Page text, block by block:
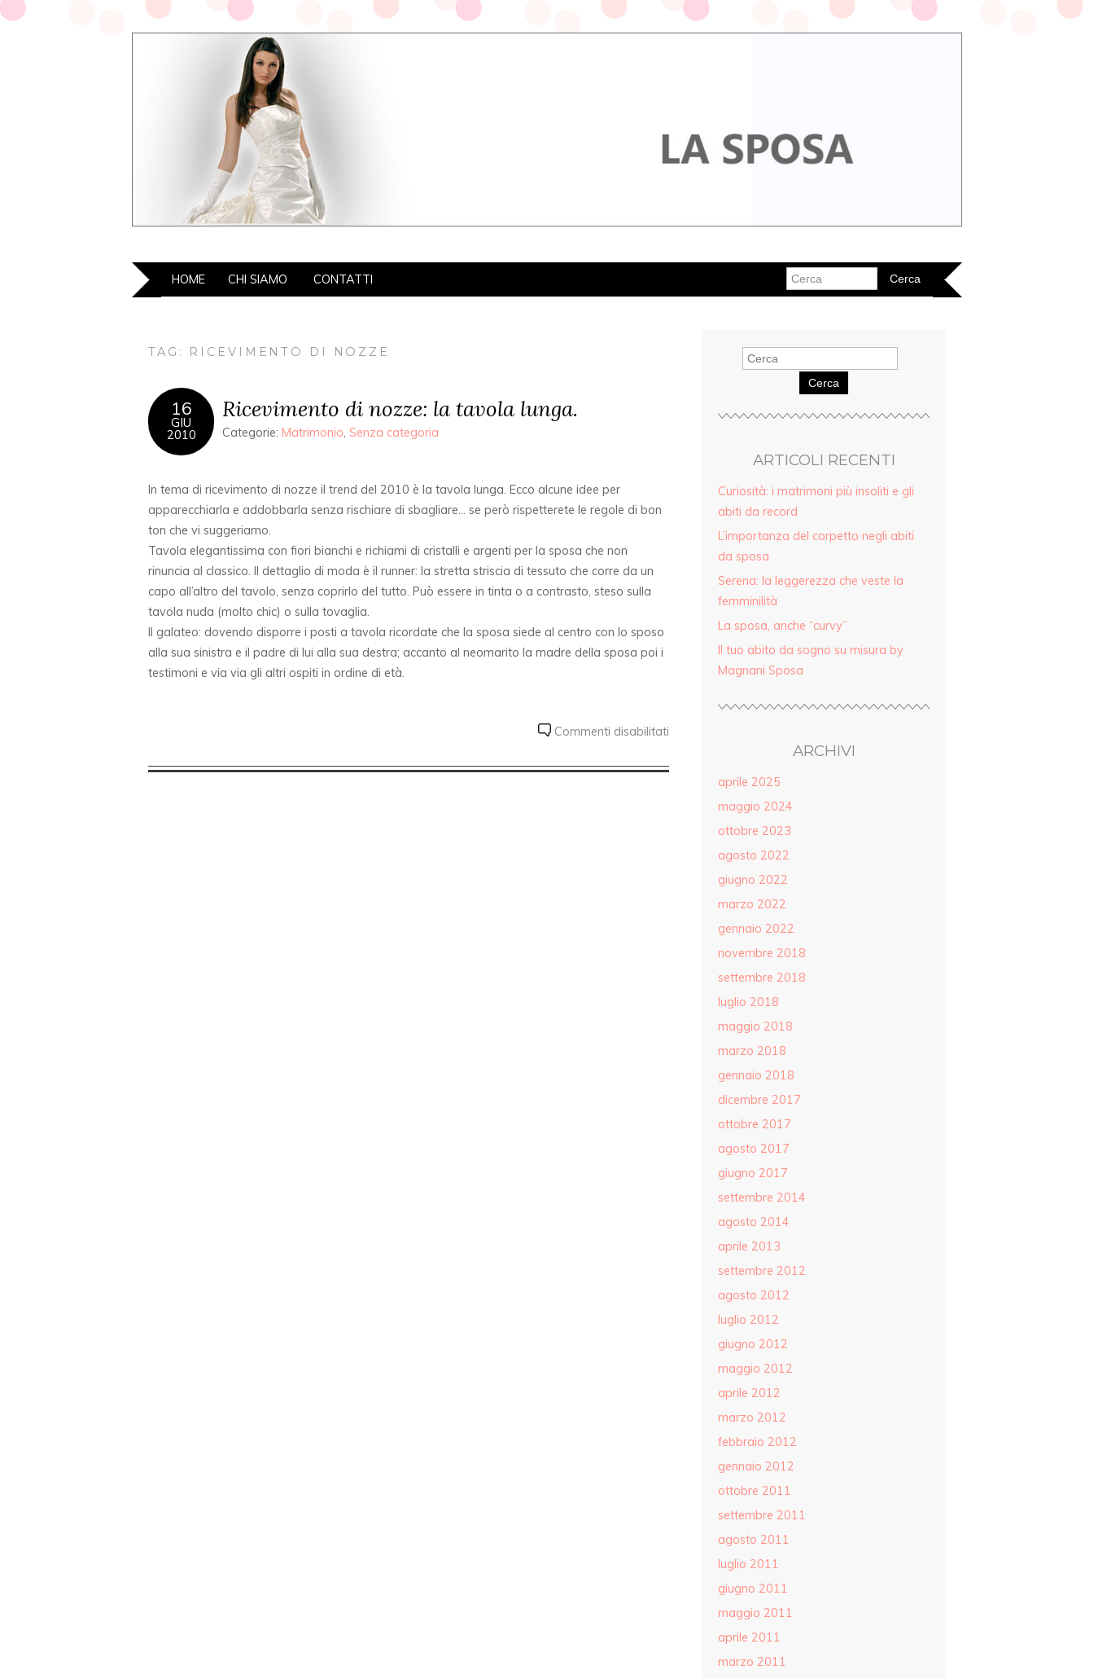
HOME CHI SIAMO CONTATTI
TAG: RICEVIMENTO DI NOZZE
16
GIU
2010
Ricevimento di nozze: la tavola lunga.
Categorie: Matrimonio, Senza categoria
In tema di ricevimento di nozze il trend del 2010 è la tavola lunga. Ecco alcune idee per
apparecchiarla e addobbarla senza rischiare di sbagliare… se però rispetterete le regole di bon
ton che vi suggeriamo.
Tavola elegantissima con fiori bianchi e richiami di cristalli e argenti per la sposa che non
rinuncia al classico. Il dettaglio di moda è il runner: la stretta striscia di tessuto che corre da un
capo all’altro del tavolo, senza coprirlo del tutto. Può essere in tinta o a contrasto, steso sulla
tavola nuda (molto chic) o sulla tovaglia.
Il galateo: dovendo disporre i posti a tavola ricordate che la sposa siede al centro con lo sposo
alla sua sinistra e il padre di lui alla sua destra; accanto al neomarito la madre della sposa poi i
testimoni e via via gli altri ospiti in ordine di età.
Commenti disabilitati
Cerca
ARTICOLI RECENTI
Curiosità: i matrimoni più insoliti e gli
abiti da record
L’importanza del corpetto negli abiti
da sposa
Serena: la leggerezza che veste la
femminilità
La sposa, anche “curvy”
Il tuo abito da sogno su misura by
Magnani Sposa
ARCHIVI
aprile 2025
maggio 2024
ottobre 2023
agosto 2022
giugno 2022
marzo 2022
gennaio 2022
novembre 2018
settembre 2018
luglio 2018
maggio 2018
marzo 2018
gennaio 2018
dicembre 2017
ottobre 2017
agosto 2017
giugno 2017
settembre 2014
agosto 2014
aprile 2013
settembre 2012
agosto 2012
luglio 2012
giugno 2012
maggio 2012
aprile 2012
marzo 2012
febbraio 2012
gennaio 2012
ottobre 2011
settembre 2011
agosto 2011
luglio 2011
giugno 2011
maggio 2011
aprile 2011
marzo 2011